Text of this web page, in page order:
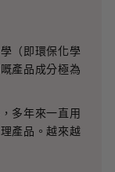
（即環保化學
產品成分極為
多年來一直用
產品。越來越